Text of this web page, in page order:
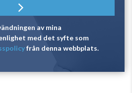
av mina
med det syfte som
från denna webbplats.